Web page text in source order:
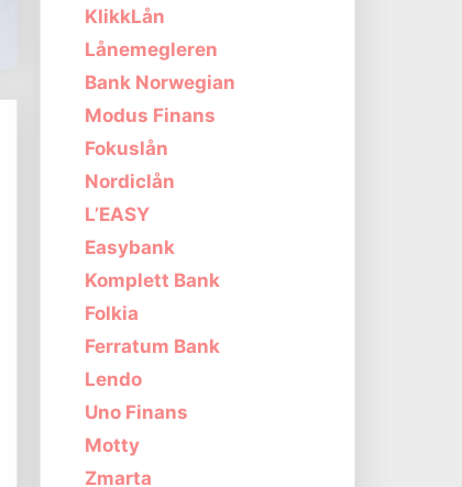
KlikkLån
Lånemegleren
Bank Norwegian
Modus Finans
Fokuslån
Nordiclån
L’EASY
Easybank
Komplett Bank
Folkia
Ferratum Bank
Lendo
Uno Finans
Motty
Zmarta